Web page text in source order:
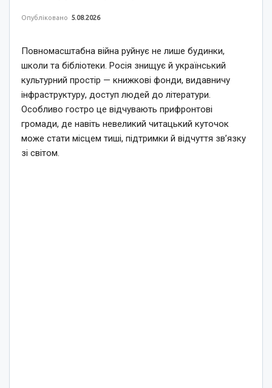
Опубліковано 5.08.2026
Повномасштабна війна руйнує не лише будинки,
школи та бібліотеки. Росія знищує й український
культурний простір — книжкові фонди, видавничу
інфраструктуру, доступ людей до літератури.
Особливо гостро це відчувають прифронтові
громади, де навіть невеликий читацький куточок
може стати місцем тиші, підтримки й відчуття зв’язку
зі світом.